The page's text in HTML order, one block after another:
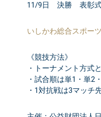
11/9日 決勝 表彰式
いしかわ総合スポー
《競技方法》
・トーナメント方式
・試合順は単1・単2
・1対抗戦は3マッチ